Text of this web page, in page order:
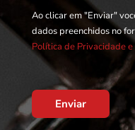
Ao clicar em "Enviar"
dados preenchidos no
Política de Privacidade e
Enviar